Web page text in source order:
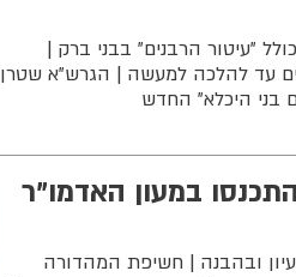
"עיטור הרבנים" בבני ברק |
עד להלכה למעשה | הגרש"א שטרן
בני היכלא" החדש
במעון האדמו"ר
ובהבנה | חשיפת המהדורה